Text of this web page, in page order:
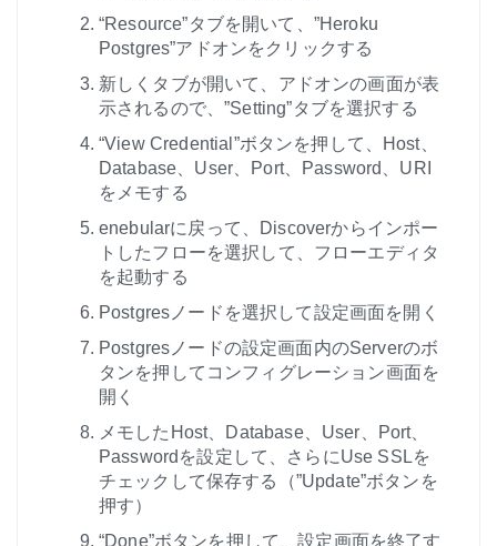
“Resource”タブを開いて、”Heroku
Postgres”アドオンをクリックする
新しくタブが開いて、アドオンの画面が表
示されるので、”Setting”タブを選択する
“View Credential”ボタンを押して、Host、
Database、User、Port、Password、URI
をメモする
enebularに戻って、Discoverからインポー
トしたフローを選択して、フローエディタ
を起動する
Postgresノードを選択して設定画面を開く
Postgresノードの設定画面内のServerのボ
タンを押してコンフィグレーション画面を
開く
メモしたHost、Database、User、Port、
Passwordを設定して、さらにUse SSLを
チェックして保存する（”Update”ボタンを
押す）
“Done”ボタンを押して、設定画面を終了す